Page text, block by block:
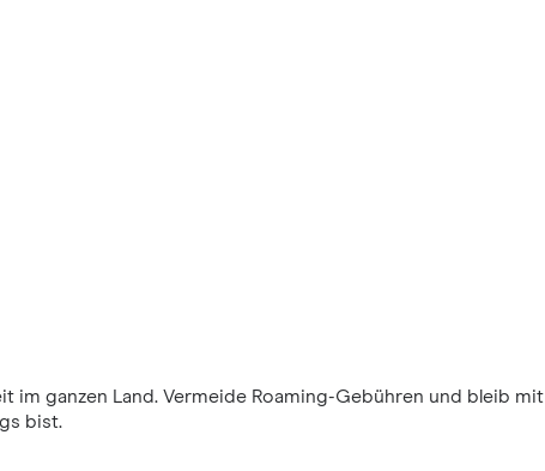
im ganzen Land. Vermeide Roaming-Gebühren und bleib mit
bist.